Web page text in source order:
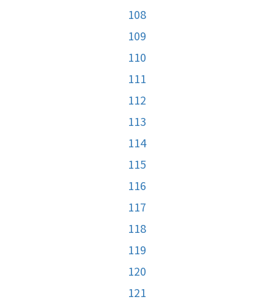
108
109
110
111
112
113
114
115
116
117
118
119
120
121